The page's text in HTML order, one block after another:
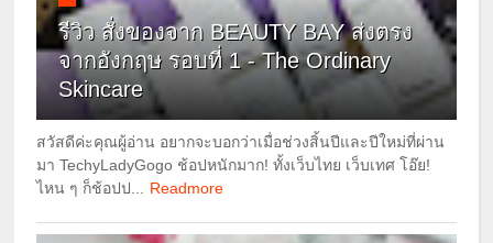
รีวิว สั่งของจาก BEAUTY BAY ส่งตรง
จากอังกฤษ รอบที่ 1 - The Ordinary
Skincare
สวัสดีค่ะคุณผู้อ่าน อยากจะบอกว่าเมื่อช่วงสิ้นปีและปีใหม่ที่ผ่าน
มา TechyLadyGogo ช้อปหนักมาก! ทั้งเว็บไทย เว็บเทศ โอ๊ย!
ไหน ๆ ก็ช้อปป...
Readmore